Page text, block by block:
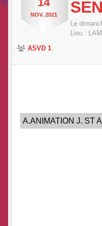
NOV. 2021
Le
Lieu :
ASVD 1
A.ANIMATION J. ST